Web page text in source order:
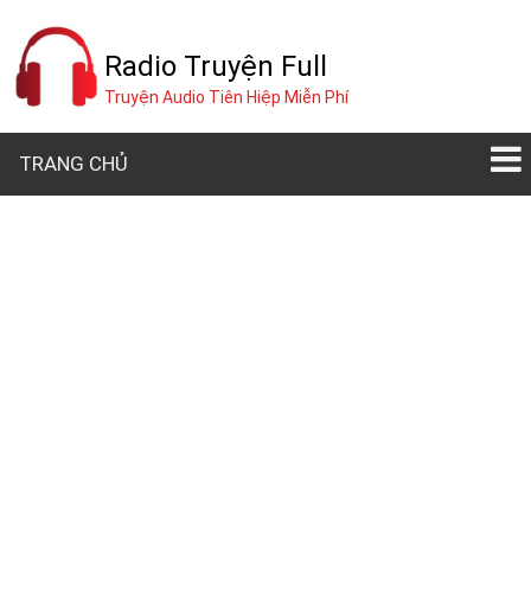
Radio Truyện Full
Truyện Audio Tiên Hiệp Miễn Phí
TRANG CHỦ